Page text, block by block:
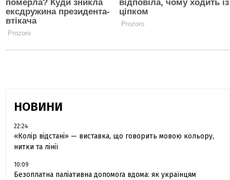
НОВИНИ
22:24
«Колір відстані» — виставка, що говорить мовою кольору,
нитки та лінії
10:09
Безоплатна паліативна допомога вдома: як українцям